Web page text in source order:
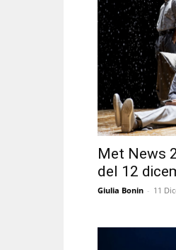
Met News
del 12
Giulia Bonin - 11